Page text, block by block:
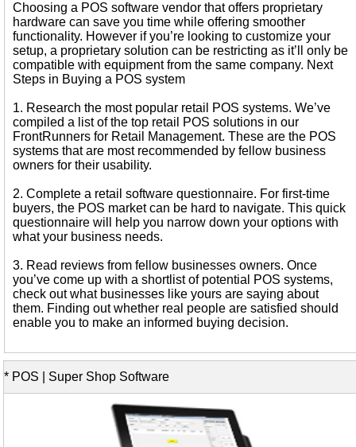
Choosing a POS software vendor that offers proprietary
hardware can save you time while offering smoother
functionality. However if you’re looking to customize your
setup, a proprietary solution can be restricting as it’ll only be
compatible with equipment from the same company. Next
Steps in Buying a POS system
1. Research the most popular retail POS systems. We’ve
compiled a list of the top retail POS solutions in our
FrontRunners for Retail Management. These are the POS
systems that are most recommended by fellow business
owners for their usability.
2. Complete a retail software questionnaire. For first-time
buyers, the POS market can be hard to navigate. This quick
questionnaire will help you narrow down your options with
what your business needs.
3. Read reviews from fellow businesses owners. Once
you’ve come up with a shortlist of potential POS systems,
check out what businesses like yours are saying about
them. Finding out whether real people are satisfied should
enable you to make an informed buying decision.
* POS | Super Shop Software